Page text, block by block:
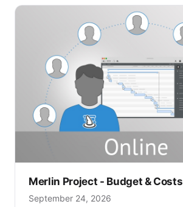
Merlin Project - Budget & Costs
September 24, 2026